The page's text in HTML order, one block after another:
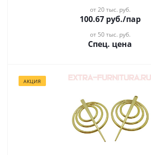
от 20 тыс. руб.
100.67руб./пар
от 50 тыс. руб.
Спец. цена
АКЦИЯ